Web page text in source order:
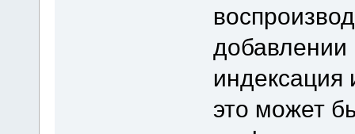
добавлении
это может